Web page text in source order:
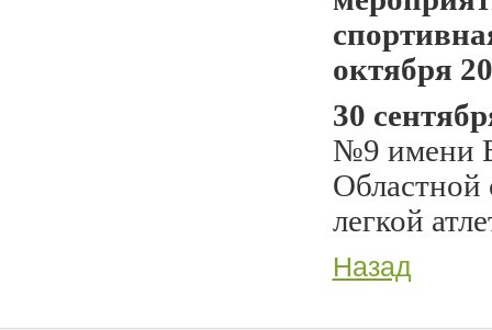
октября
30
№9 имени
Областной
легкой
Назад